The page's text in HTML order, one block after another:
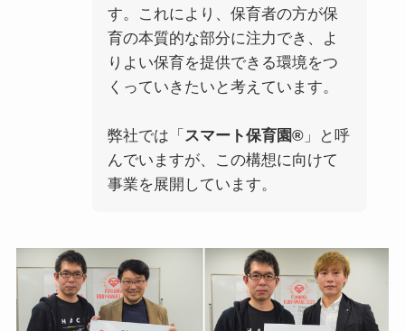
す。これにより、保育者の方が保
育の本質的な部分に注力でき、よ
りよい保育を提供できる環境をつ
くっていきたいと考えています。
弊社では「 スマート保育園®」と呼
んでいますが、この構想に向けて
事業を展開しています。